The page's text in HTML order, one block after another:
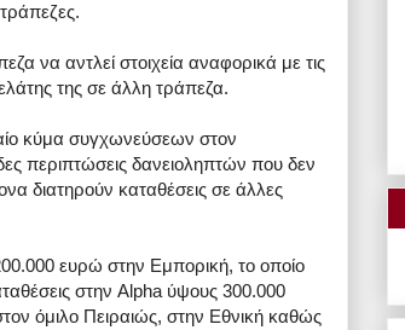
να αντλεί στοιχεία αναφορικά με τις
της σε άλλη τράπεζα.
κύμα συγχωνεύσεων στον
περιπτώσεις δανειοληπτών που δεν
διατηρούν καταθέσεις σε άλλες
ευρώ στην Εμπορική, το οποίο
στην Alpha ύψους 300.000
όμιλο Πειραιώς, στην Εθνική καθώς